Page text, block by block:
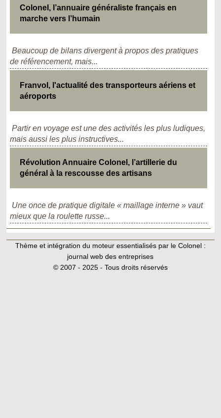
Colonel, l’annuaire généraliste français en
marche vers l’humain
Beaucoup de bilans divergent à propos des pratiques
de référencement, mais...
Franvol, l'actualité des transporteurs aériens et
aéroports
Partir en voyage est une des activités les plus ludiques,
mais aussi les plus instructives...
Révolution Annuaire Colonel, l’artillerie du
général à la rescousse des artisans
Une once de pratique digitale « maillage interne » vaut
mieux que la roulette russe...
Thème et intégration du moteur essentialisés par le Colonel :
journal web des entreprises
© 2007 - 2025 - Tous droits réservés